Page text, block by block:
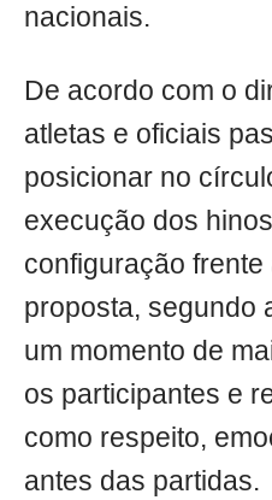
nacionais.
De acordo com o
atletas e oficiais
posicionar no
execução dos
configuração frente
proposta, segundo
um momento de
os participantes e
como respeito,
antes das partidas.